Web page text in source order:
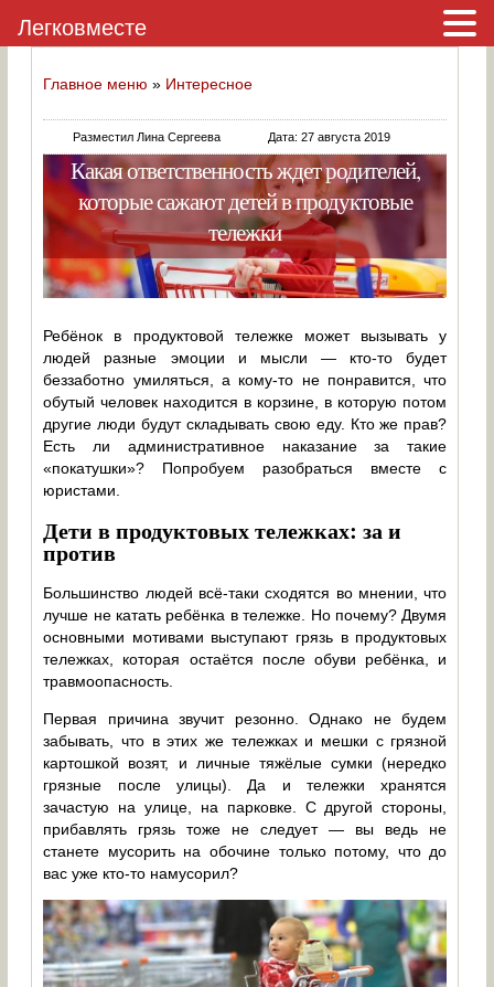
Главное меню » Интересное
Разместил Лина Сергеева Дата: 27 августа 2019
Какая ответственность ждет родителей,
которые сажают детей в продуктовые
тележки
Ребёнок в продуктовой тележке может вызывать у
людей разные эмоции и мысли — кто-то будет
беззаботно умиляться, а кому-то не понравится, что
обутый человек находится в корзине, в которую потом
другие люди будут складывать свою еду. Кто же прав?
Есть ли административное наказание за такие
«покатушки»? Попробуем разобраться вместе с
юристами.
Дети в продуктовых тележках: за и
против
Большинство людей всё-таки сходятся во мнении, что
лучше не катать ребёнка в тележке. Но почему? Двумя
основными мотивами выступают грязь в продуктовых
тележках, которая остаётся после обуви ребёнка, и
травмоопасность.
Первая причина звучит резонно. Однако не будем
забывать, что в этих же тележках и мешки с грязной
картошкой возят, и личные тяжёлые сумки (нередко
грязные после улицы). Да и тележки хранятся
зачастую на улице, на парковке. С другой стороны,
прибавлять грязь тоже не следует — вы ведь не
станете мусорить на обочине только потому, что до
вас уже кто-то намусорил?
Легковместе